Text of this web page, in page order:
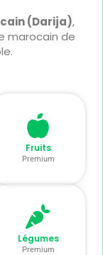
(Darija),
marocain de
Fruits
Premium
Légumes
Premium